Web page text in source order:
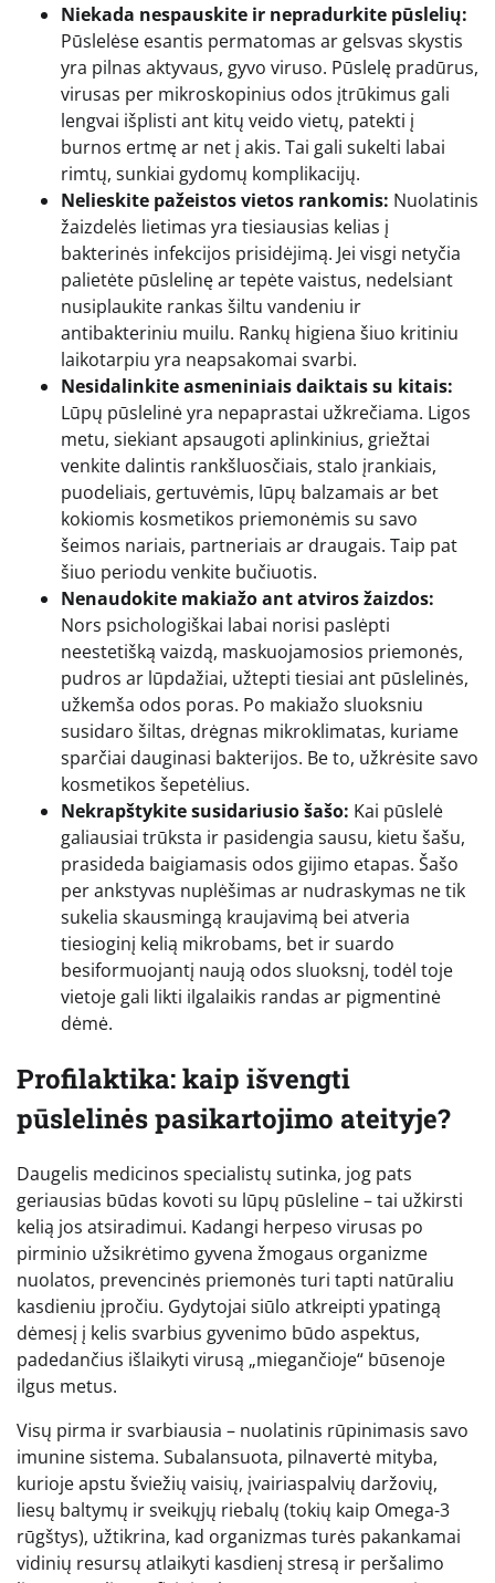
Niekada nespauskite ir nepradurkite pūslelių:
Pūslelėse esantis permatomas ar gelsvas skystis
yra pilnas aktyvaus, gyvo viruso. Pūslelę pradūrus,
virusas per mikroskopinius odos įtrūkimus gali
lengvai išplisti ant kitų veido vietų, patekti į
burnos ertmę ar net į akis. Tai gali sukelti labai
rimtų, sunkiai gydomų komplikacijų.
Nelieskite pažeistos vietos rankomis: Nuolatinis
žaizdelės lietimas yra tiesiausias kelias į
bakterinės infekcijos prisidėjimą. Jei visgi netyčia
palietėte pūslelinę ar tepėte vaistus, nedelsiant
nusiplaukite rankas šiltu vandeniu ir
antibakteriniu muilu. Rankų higiena šiuo kritiniu
laikotarpiu yra neapsakomai svarbi.
Nesidalinkite asmeniniais daiktais su kitais:
Lūpų pūslelinė yra nepaprastai užkrečiama. Ligos
metu, siekiant apsaugoti aplinkinius, griežtai
venkite dalintis rankšluosčiais, stalo įrankiais,
puodeliais, gertuvėmis, lūpų balzamais ar bet
kokiomis kosmetikos priemonėmis su savo
šeimos nariais, partneriais ar draugais. Taip pat
šiuo periodu venkite bučiuotis.
Nenaudokite makiažo ant atviros žaizdos:
Nors psichologiškai labai norisi paslėpti
neestetišką vaizdą, maskuojamosios priemonės,
pudros ar lūpdažiai, užtepti tiesiai ant pūslelinės,
užkemša odos poras. Po makiažo sluoksniu
susidaro šiltas, drėgnas mikroklimatas, kuriame
sparčiai dauginasi bakterijos. Be to, užkrėsite savo
kosmetikos šepetėlius.
Nekrapštykite susidariusio šašo: Kai pūslelė
galiausiai trūksta ir pasidengia sausu, kietu šašu,
prasideda baigiamasis odos gijimo etapas. Šašo
per ankstyvas nuplėšimas ar nudraskymas ne tik
sukelia skausmingą kraujavimą bei atveria
tiesioginį kelią mikrobams, bet ir suardo
besiformuojantį naują odos sluoksnį, todėl toje
vietoje gali likti ilgalaikis randas ar pigmentinė
dėmė.
Profilaktika: kaip išvengti
pūslelinės pasikartojimo ateityje?
Daugelis medicinos specialistų sutinka, jog pats
geriausias būdas kovoti su lūpų pūsleline – tai užkirsti
kelią jos atsiradimui. Kadangi herpeso virusas po
pirminio užsikrėtimo gyvena žmogaus organizme
nuolatos, prevencinės priemonės turi tapti natūraliu
kasdieniu įpročiu. Gydytojai siūlo atkreipti ypatingą
dėmesį į kelis svarbius gyvenimo būdo aspektus,
padedančius išlaikyti virusą „miegančioje“ būsenoje
ilgus metus.
Visų pirma ir svarbiausia – nuolatinis rūpinimasis savo
imunine sistema. Subalansuota, pilnavertė mityba,
kurioje apstu šviežių vaisių, įvairiaspalvių daržovių,
liesų baltymų ir sveikųjų riebalų (tokių kaip Omega-3
rūgštys), užtikrina, kad organizmas turės pakankamai
vidinių resursų atlaikyti kasdienį stresą ir peršalimo